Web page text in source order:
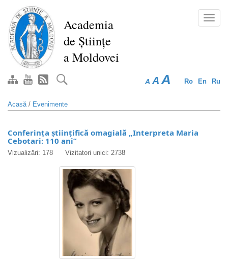
conţinutul
principal
Academia
de Științe
a Moldovei
Ro En Ru
A A A
Acasă/ Evenimente
Conferinţa ştiinţifică omagială „Interpreta Maria
Cebotari: 110 ani”
Vizualizări: 178 Vizitatori unici: 2738